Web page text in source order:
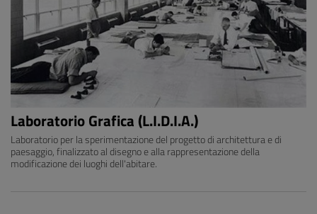
Laboratorio Grafica (L.I.D.I.A.)
Laboratorio per la sperimentazione del progetto di architettura e di
paesaggio, finalizzato al disegno e alla rappresentazione della
modificazione dei luoghi dell'abitare.